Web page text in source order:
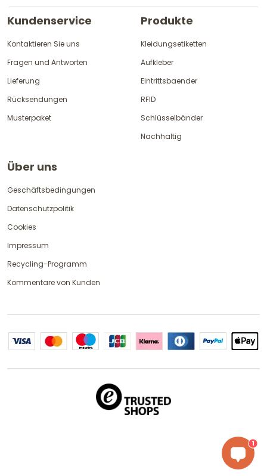
Kundenservice
Kontaktieren Sie uns
Fragen und Antworten
Lieferung
Rücksendungen
Musterpaket
Produkte
Kleidungsetiketten
Aufkleber
Eintrittsbaender
RFID
Schlüsselbänder
Nachhaltig
Über uns
Geschäftsbedingungen
Datenschutzpolitik
Cookies
Impressum
Recycling-Programm
Kommentare von Kunden
1